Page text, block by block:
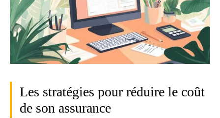
Les stratégies pour réduire le coût
de son assurance